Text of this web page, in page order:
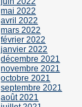
mai 2022
avril 2022
mars 2022
février 2022
janvier 2022
décembre 2021
novembre 2021
octobre 2021
septembre 2021
août 2021